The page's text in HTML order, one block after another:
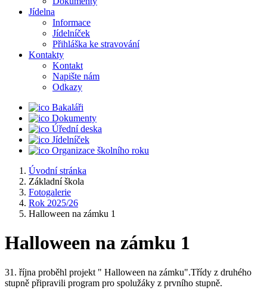
Jídelna
Informace
Jídelníček
Přihláška ke stravování
Kontakty
Kontakt
Napište nám
Odkazy
Bakaláři
Dokumenty
Úřední deska
Jídelníček
Organizace školního roku
Úvodní stránka
Základní škola
Fotogalerie
Rok 2025/26
Halloween na zámku 1
Halloween na zámku 1
31. října proběhl projekt " Halloween na zámku".Třídy z druhého
stupně připravili program pro spolužáky z prvního stupně.